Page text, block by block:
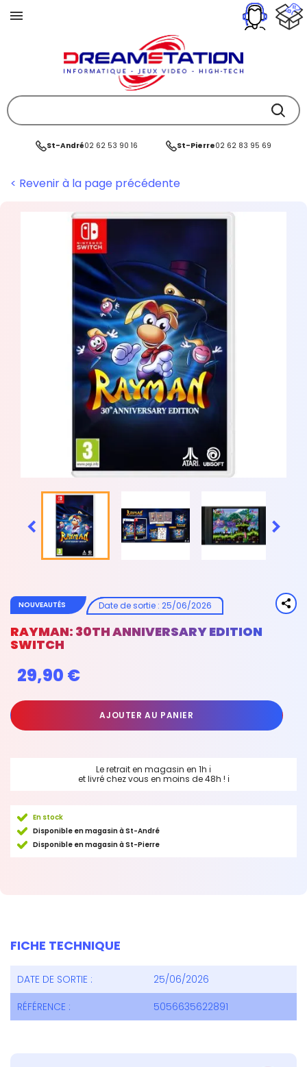
St-André02 62 53 90 16 St-Pierre02 62 83 95 69
< Revenir à la page précédente
 
NOUVEAUTÉS Date de sortie: 25/06/2026
RAYMAN: 30TH ANNIVERSARY EDITION
SWITCH
29,90 €
AJOUTER AU PANIER
Le retrait en magasin en 1h ℹ
et livré chez vous en moins de 48h ! ℹ
En stock
Disponible en magasin à St-André
Disponible en magasin à St-Pierre
FICHE TECHNIQUE
DATE DE SORTIE :
25/06/2026
RÉFÉRENCE :
5056635622891